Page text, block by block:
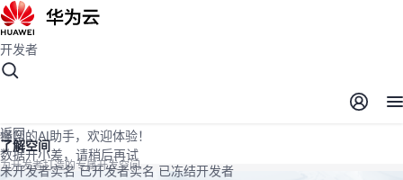
开发者空间
开发者空间
了解空间
为开发者打造的专属开发空间
开发者
返回
未开发者实名 已开发者实名 已冻结开发者
懂您的AI助手，欢迎体验！
数据开小差，请稍后再试